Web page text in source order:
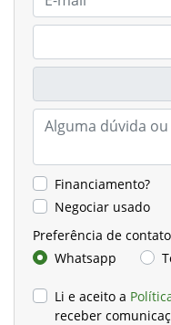
Financiamento?
Negociar usado
Preferência de
Whatsapp
Li e aceito a
receber